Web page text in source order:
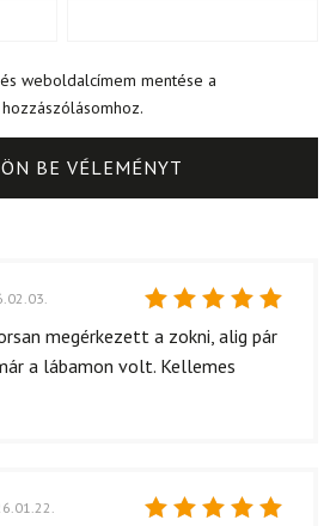
weboldalcímem mentése a
Értékelés:
/ 5
megérkezett a zokni, alig pár
a lábamon volt. Kellemes